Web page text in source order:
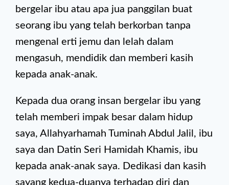
bergelar ibu atau apa jua panggilan buat
seorang ibu yang telah berkorban tanpa
mengenal erti jemu dan lelah dalam
mengasuh, mendidik dan memberi kasih
kepada anak-anak.
Kepada dua orang insan bergelar ibu yang
telah memberi impak besar dalam hidup
saya, Allahyarhamah Tuminah Abdul Jalil, ibu
saya dan Datin Seri Hamidah Khamis, ibu
kepada anak-anak saya. Dedikasi dan kasih
sayang kedua-duanya terhadap diri dan